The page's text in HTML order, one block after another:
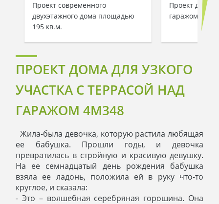
Проект современного
двухэтажного дома площадью
195 кв.м.
Проект дома
гаражом для
ПРОЕКТ ДОМА ДЛЯ УЗКОГО
УЧАСТКА С ТЕРРАСОЙ НАД
ГАРАЖОМ 4M348
Жила-была девочка, которую растила любящая
ее бабушка. Прошли годы, и девочка
превратилась в стройную и красивую девушку.
На ее семнадцатый день рождения бабушка
взяла ее ладонь, положила ей в руку что-то
круглое, и сказала:
- Это – волшебная серебряная горошина. Она